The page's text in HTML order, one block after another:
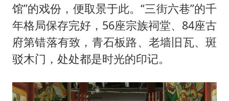
馆”的戏份，便取景于此。“三街六巷”的千
年格局保存完好，56座宗族祠堂、84座古
府第错落有致，青石板路、老墙旧瓦、斑
驳木门，处处都是时光的印记。